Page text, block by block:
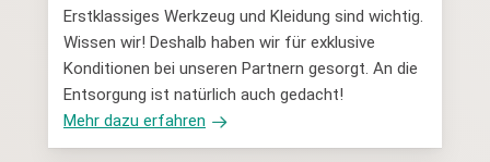
Erstklassiges Werkzeug und Kleidung sind wichtig.
Wissen wir! Deshalb haben wir für exklusive
Konditionen bei unseren Partnern gesorgt. An die
Entsorgung ist natürlich auch gedacht!
Mehr dazu erfahren